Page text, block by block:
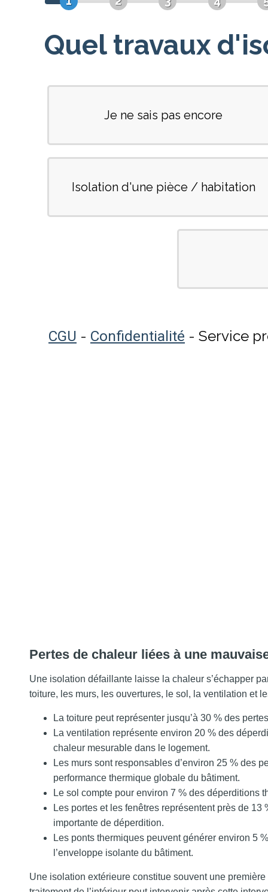
Pertes de chaleur liées à une
Une isolation défaillante laisse la chaleur s’échapper
toiture, les murs, les ouvertures, le sol, la ventilation et
La toiture peut représenter jusqu’à 30 % des
La ventilation représente environ 20 % des
chaleur mesurable dans le logement.
Les murs sont responsables d’environ 25 % des
performance thermique globale du bâtiment.
Le sol compte pour environ 7 % des déperditions
Les portes et les fenêtres représentent près de
importante de déperdition.
Les ponts thermiques peuvent générer environ 5
l’enveloppe isolante du bâtiment.
Une isolation extérieure constitue souvent une